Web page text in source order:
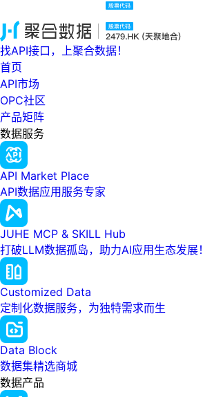
找API接口，上聚合数据！
首页
API市场
OPC社区
产品矩阵
数据服务
API Market Place
API数据应用服务专家
JUHE MCP & SKILL Hub
打破LLM数据孤岛，助力AI应用生态发展！
Customized Data
定制化数据服务，为独特需求而生
Data Block
数据集精选商城
数据产品